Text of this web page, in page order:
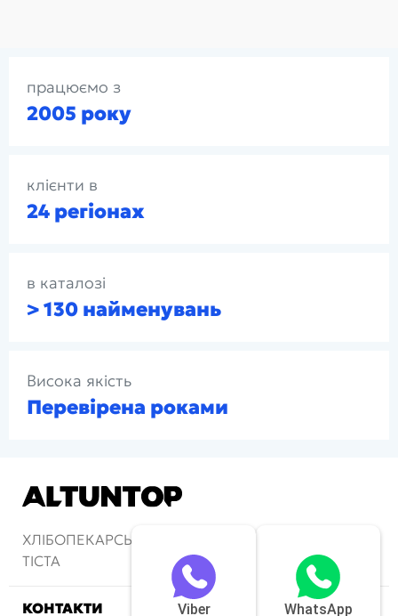
працюємо з
2005 року
клієнти в
24 регіонах
в каталозі
> 130 найменувань
Висока якість
Перевірена роками
ХЛІБОПЕКАРСЬКІ ПЕЧІ ТА АПАРАТИ ДЛЯ
ТІСТА
КОНТАКТИ WhatsApp
Viber